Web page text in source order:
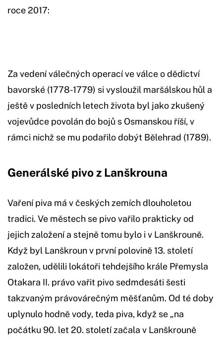
roce 2017:
Za vedení válečných operací ve válce o dědictví
bavorské (1778-1779) si vysloužil maršálskou hůl a
ještě v posledních letech života byl jako zkušený
vojevůdce povolán do bojů s Osmanskou říší, v
rámci nichž se mu podařilo dobýt Bělehrad (1789).
Generálské pivo z Lanškrouna
Vaření piva má v českých zemích dlouholetou
tradici. Ve městech se pivo vařilo prakticky od
jejich založení a stejně tomu bylo i v Lanškrouně.
Když byl Lanškroun v první polovině 13. století
založen, udělili lokátoři tehdejšího krále Přemysla
Otakara II. právo vařit pivo sedmdesáti šesti
takzvaným právovárečným měšťanům. Od té doby
uplynulo hodně vody, teda piva, když se „na
počátku 90. let 20. století začala v Lanškrouně